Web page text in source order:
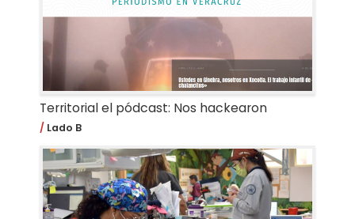
Territorial el pódcast: Nos hackearon
Lado B